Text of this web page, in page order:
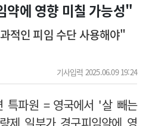
턴 모집
약에 영향 미칠 가능성"
적인 피임 수단 사용해야"
기사입력 2025.06.09 19:24
특파원 = 영국에서 '살 빼는
제 일부가 경구피임약에 영